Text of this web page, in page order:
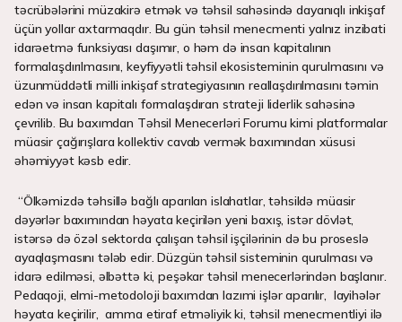
təcrübələrini müzakirə etmək və təhsil sahəsində dayanıqlı inkişaf
üçün yollar axtarmaqdır. Bu gün təhsil menecmenti yalnız inzibati
idarəetmə funksiyası daşımır, o həm də insan kapitalının
formalaşdırılmasını, keyfiyyətli təhsil ekosisteminin qurulmasını və
üzunmüddətli milli inkişaf strategiyasının reallaşdırılmasını təmin
edən və insan kapitalı formalaşdıran strateji liderlik sahəsinə
çevrilib. Bu baxımdan Təhsil Menecerləri Forumu kimi platformalar
müasir çağırışlara kollektiv cavab vermək baxımından xüsusi
əhəmiyyət kəsb edir.
“Ölkəmizdə təhsillə bağlı aparılan islahatlar, təhsildə müasir
dəyərlər baxımından həyata keçirilən yeni baxış, istər dövlət,
istərsə də özəl sektorda çalışan təhsil işçilərinin də bu proseslə
ayaqlaşmasını tələb edir. Düzgün təhsil sisteminin qurulması və
idarə edilməsi, əlbəttə ki, peşəkar təhsil menecerlərindən başlanır.
Pedaqoji, elmi-metodoloji baxımdan lazımi işlər aparılır, layihələr
həyata keçirilir, amma etiraf etməliyik ki, təhsil menecmentliyi ilə